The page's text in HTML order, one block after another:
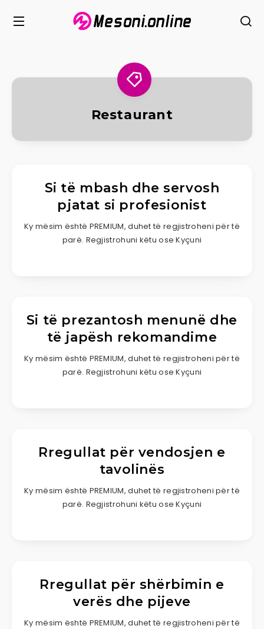
Restaurant
Si të mbash dhe servosh
pjatat si profesionist
Ky mësim është PREMIUM, duhet të regjistroheni për të
parë. Regjistrohuni këtu ose Kyçuni
Si të prezantosh menunë dhe
të japësh rekomandime
Ky mësim është PREMIUM, duhet të regjistroheni për të
parë. Regjistrohuni këtu ose Kyçuni
Rregullat për vendosjen e
tavolinës
Ky mësim është PREMIUM, duhet të regjistroheni për të
parë. Regjistrohuni këtu ose Kyçuni
Rregullat për shërbimin e
verës dhe pijeve
Ky mësim është PREMIUM, duhet të regjistroheni për të